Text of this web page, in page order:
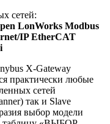
сетей:
LonWorks Modbus
IP EtherCAT
X-Gateway
практически любые
сетей
так и Slave
выбор модели